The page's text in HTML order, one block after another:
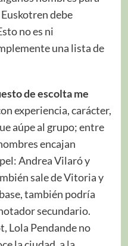
debe
no es ni
una lista de
de escolta me
experiencia, carácter,
aúpe al grupo; entre
encajan
Andrea Vilaró y
sale de Vitoria y
también podría
secundario.
Lola Pendande no